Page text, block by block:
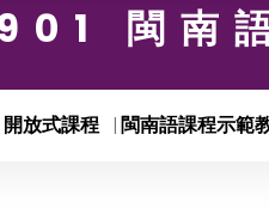
閩南
開放式課程 閩南語課程示範